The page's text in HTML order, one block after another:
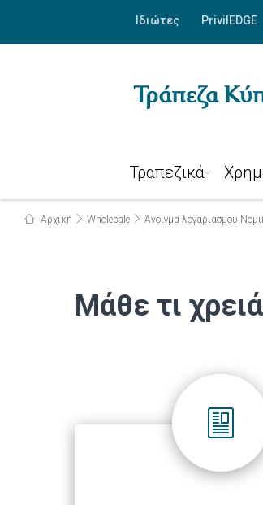
Ιδιώτες PrivilEDGE
Τραπεζικά
Αρχική Wholesale Άνοιγμα λογαριασμού
Μάθε τι